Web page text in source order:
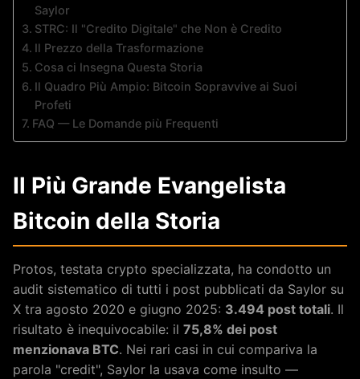
Saylor
STRC: Il "Credito Digitale" che Non è Credito
Il Prezzo della Trasformazione
Cosa ci Insegna Questa Storia
Il Quadro Più Ampio: Bitcoin Sopravvive ai Suoi
Profeti
FAQ — Le Domande più Frequenti
Il Più Grande Evangelista
Bitcoin della Storia
Protos, testata crypto specializzata, ha condotto un
audit sistematico di tutti i post pubblicati da Saylor su
X tra agosto 2020 e giugno 2025: 3.494 post totali. Il
risultato è inequivocabile: il 75,8% dei post
menzionava BTC. Nei rari casi in cui compariva la
parola "credit", Saylor la usava come insulto —